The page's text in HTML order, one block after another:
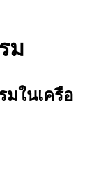
ม
มในเครือ